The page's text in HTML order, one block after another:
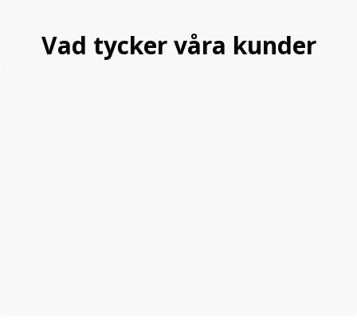
Vad tycker våra kunder